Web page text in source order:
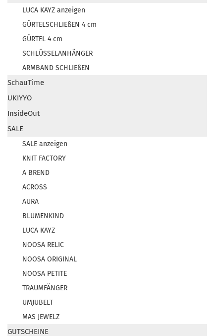
LUCA KAYZ anzeigen
GÜRTELSCHLIEßEN 4 cm
GÜRTEL 4 cm
SCHLÜSSELANHÄNGER
ARMBAND SCHLIEßEN
SchauTime
UKIYYO
InsideOut
SALE
SALE anzeigen
KNIT FACTORY
A BREND
ACROSS
AURA
BLUMENKIND
LUCA KAYZ
NOOSA RELIC
NOOSA ORIGINAL
NOOSA PETITE
TRAUMFÄNGER
UMJUBELT
MAS JEWELZ
GUTSCHEINE